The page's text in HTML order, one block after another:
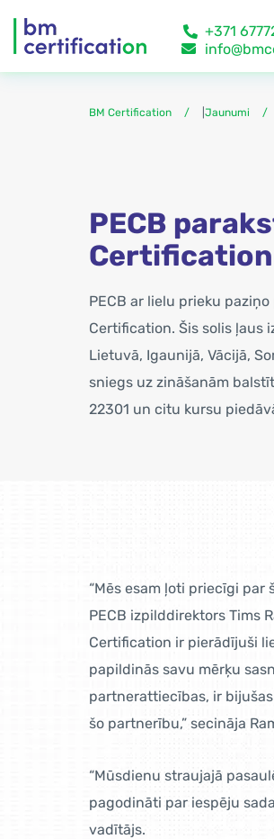
+371
BM Certification Jaunumi
PECB
Certification
PECB ar lielu prieku
Certification. Šis solis ļaus
Lietuvā, Igaunijā, Vācijā,
sniegs uz zināšanām
22301 un citu kursu
“Mēs esam ļoti priecīgi
PECB izpilddirektors Tims
Certification ir pierādījuši
papildinās savu mērķu
partnerattiecības, ir
šo partnerību,” secināja
“Mūsdienu straujajā
pagodināti par iespēju
vadītājs.